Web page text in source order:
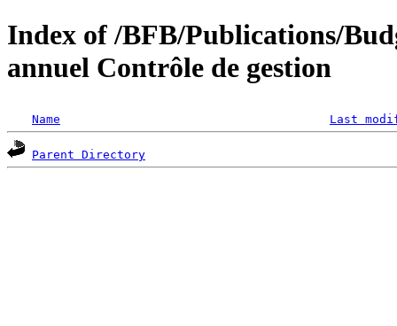
Index of /BFB/Publications/
annuel Contrôle de gestion
Name Last
Parent Directory